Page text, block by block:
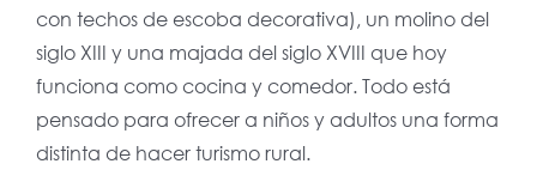
con techos de escoba decorativa), un molino del
siglo XIII y una majada del siglo XVIII que hoy
funciona como cocina y comedor. Todo está
pensado para ofrecer a niños y adultos una forma
distinta de hacer turismo rural.